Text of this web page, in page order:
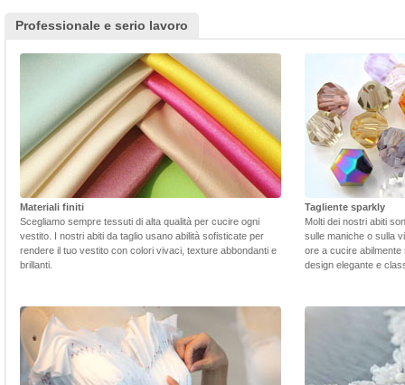
Professionale e serio lavoro
Materiali finiti
Scegliamo sempre tessuti di alta qualità per cucire ogni
vestito. I nostri abiti da taglio usano abilità sofisticate per
rendere il tuo vestito con colori vivaci, texture abbondanti e
brillanti.
Tagliente sparkly
Molti dei nostri abiti
sulle maniche o sulla
ore a cucire
design elegante e